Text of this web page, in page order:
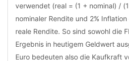
verwendet (real = (1 + nominal) /
nominaler Rendite und 2%
reale Rendite. So sind sowohl die
Ergebnis in heutigem Geldwert
Euro bedeuten also die Kaufkraft